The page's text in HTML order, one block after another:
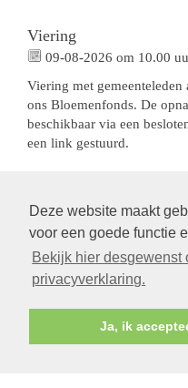
Deze website maakt
voor een goede functie
Bekijk hier desgewenst
privacyverklaring.
Ja, ik
Viering
09-08-2026 om 10.00
Viering met
ons Bloemenfonds. De
beschikbaar via een
een link gestuurd.